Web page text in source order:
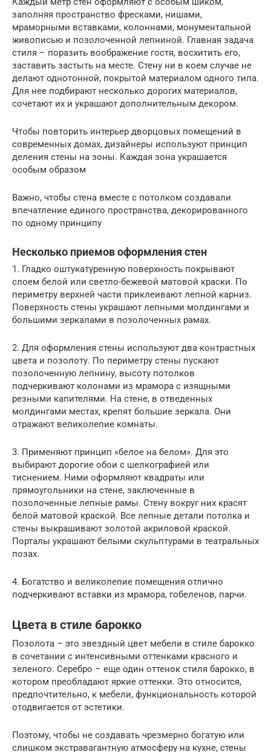
заполняя пространство фресками, нишами,
мраморными вставками, колоннами, монументальной
живописью и позолоченной лепниной. Главная задача
стиля – поразить воображение гостя, восхитить его,
заставить застыть на месте. Стену ни в коем случае не
делают однотонной, покрытой материалом одного типа.
Для нее подбирают несколько дорогих материалов,
сочетают их и украшают дополнительным декором.
Чтобы повторить интерьер дворцовых помещений в
современных домах, дизайнеры используют принцип
деления стены на зоны. Каждая зона украшается
особым образом
Важно, чтобы стена вместе с потолком создавали
впечатление единого пространства, декорированного
по одному принципу
Несколько приемов оформления стен
1. Гладко оштукатуренную поверхность покрывают
слоем белой или светло-бежевой матовой краски. По
периметру верхней части приклеивают лепной карниз.
Поверхность стены украшают лепными молдингами и
большими зеркалами в позолоченных рамах.
2. Для оформления стены используют два контрастных
цвета и позолоту. По периметру стены пускают
позолоченную лепнину, высоту потолков
подчеркивают колонами из мрамора с изящными
резными капителями. На стене, в отведенных
молдингами местах, крепят большие зеркала. Они
отражают великолепие комнаты.
3. Применяют принцип «белое на белом». Для это
выбирают дорогие обои с шелкографией или
тиснением. Ними оформляют квадраты или
прямоугольники на стене, заключенные в
позолоченные лепные рамы. Стену вокруг них красят
белой матовой краской. Все лепные детали потолка и
стены выкрашивают золотой акриловой краской.
Порталы украшают белыми скульптурами в театральных
позах.
4. Богатство и великолепие помещения отлично
подчеркивают вставки из мрамора, гобеленов, парчи.
Цвета в стиле барокко
Позолота – это звездный цвет мебели в стиле барокко
в сочетании с интенсивными оттенками красного и
зеленого. Серебро – еще один оттенок стиля барокко, в
котором преобладают яркие оттенки. Это относится,
предпочтительно, к мебели, функциональность которой
отодвигается от эстетики.
Поэтому, чтобы не создавать чрезмерно богатую или
слишком экстравагантную атмосферу на кухне, стены